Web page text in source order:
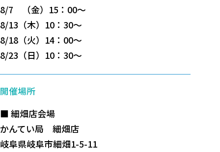
8/7 （金）15：00～
8/13（木）10：30～
8/18（火）14：00～
8/23（日）10：30～
開催場所
■ 細畑店会場
かんてい局 細畑店
岐阜県岐阜市細畑1-5-11